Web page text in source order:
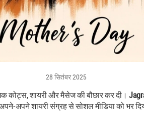
28 सितंबर 2025
कोट्स, शायरी और मैसेज की बौछार कर दी।
शायरी संग्रह से सोशल मीडिया को भर